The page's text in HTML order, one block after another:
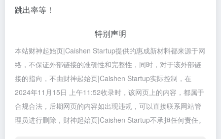
跳出率等！
特别声明
本站财神起始页|Caishen Startup提供的惠成新材料都来源于网
络，不保证外部链接的准确性和完整性，同时，对于该外部链
接的指向，不由财神起始页|Caishen Startup实际控制，在
2024年11月15日 上午11:52收录时，该网页上的内容，都属于
合规合法，后期网页的内容如出现违规，可以直接联系网站管
理员进行删除，财神起始页|Caishen Startup不承担任何责任。